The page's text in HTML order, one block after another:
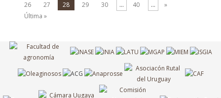
26
27 28 29 30 ... 40 ...
»
Última »